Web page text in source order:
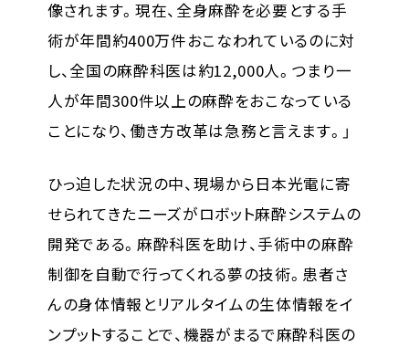
像されます。現在、全身麻酔を必要とする手
術が年間約400万件おこなわれているのに対
し、全国の麻酔科医は約12,000人。つまり一
人が年間300件以上の麻酔をおこなっている
ことになり、働き方改革は急務と言えます。」
ひっ迫した状況の中、現場から日本光電に寄
せられてきたニーズがロボット麻酔システムの
開発である。麻酔科医を助け、手術中の麻酔
制御を自動で行ってくれる夢の技術。患者さ
んの身体情報とリアルタイムの生体情報をイ
ンプットすることで、機器がまるで麻酔科医の